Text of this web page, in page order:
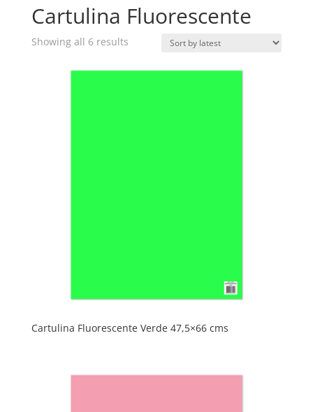
Cartulina Fluorescente
Showing all 6 results
Cartulina Fluorescente Verde 47,5×66 cms